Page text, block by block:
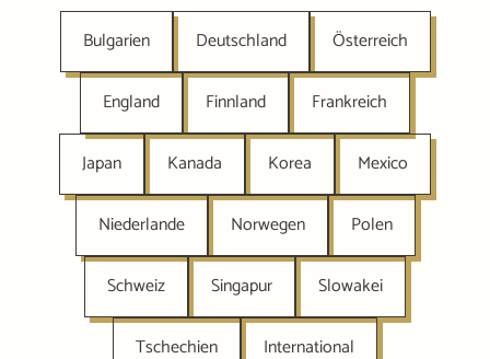
Bulgarien Deutschland Österreich
England Finnland Frankreich
Japan Kanada Korea Mexico
Niederlande Norwegen Polen
Schweiz Singapur Slowakei
Tschechien International